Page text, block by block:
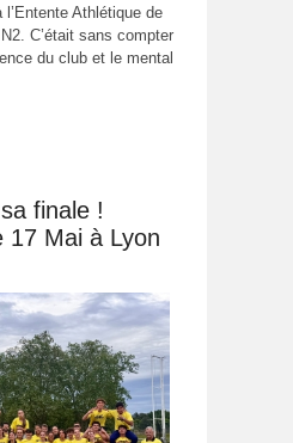
Athlétique de
C’était sans compter
du club et le mental
finale !
17 Mai à Lyon